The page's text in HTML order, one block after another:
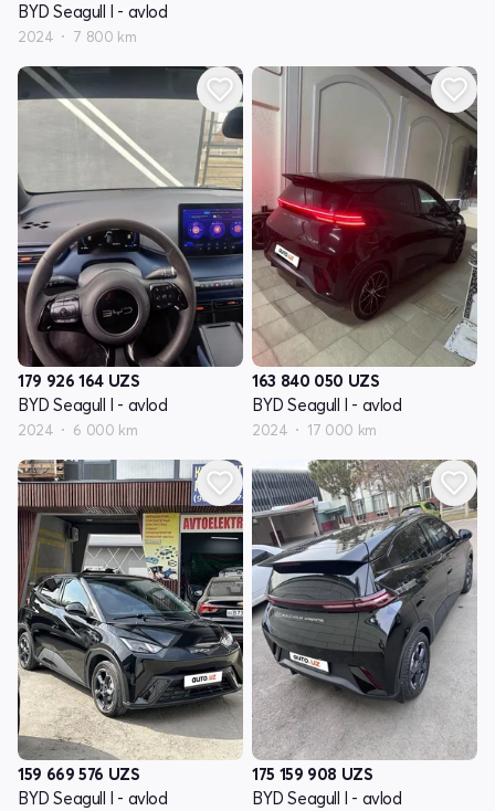
BYD Seagull I - avlod
2024 7 800 km
179 926 164 UZS
BYD Seagull I - avlod
2024 6 000 km
163 840 050 UZS
BYD Seagull I - avlod
2024 17 000 km
159 669 576 UZS
BYD Seagull I - avlod
175 159 908 UZS
BYD Seagull I - avlod